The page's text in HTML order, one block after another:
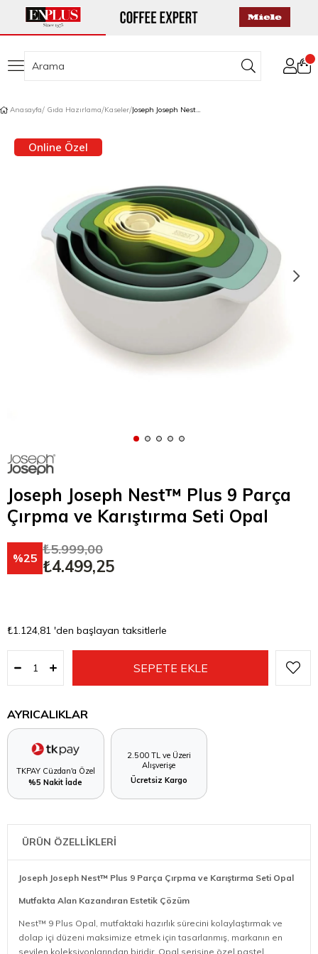
Anasayfa Gıda Hazırlama Kaseler Joseph Joseph Nest™ Plus 9 Parça Çırpma ve Karıştırma Seti Opal
Online Özel
Joseph Joseph Nest™ Plus 9 Parça
Çırpma ve Karıştırma Seti Opal
25
₺5.999,00
₺4.499,25
₺1.124,81 'den başlayan taksitlerle
AYRICALIKLAR
TKPAY Cüzdan'a Özel
%5 Nakit İade
2.500 TL ve Üzeri
Alışverişe
Ücretsiz Kargo
ÜRÜN ÖZELLİKLERİ
Joseph Joseph Nest™ Plus 9 Parça Çırpma ve Karıştırma Seti Opal
Mutfakta Alan Kazandıran Estetik Çözüm
Nest™ 9 Plus Opal, mutfaktaki hazırlık sürecini kolaylaştırmak ve
dolap içi düzeni maksimize etmek için tasarlanmış, markanın en
sevilen koleksiyonlarından biridir. Opal serisine özel pastel